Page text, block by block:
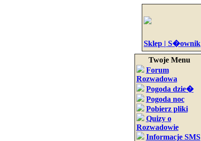
Sklep | S�ownik
Twoje Menu
Forum
Rozwadowa
Pogoda dzie�
Pogoda noc
Pobierz pliki
Quizy o
Rozwadowie
Informacje SMS